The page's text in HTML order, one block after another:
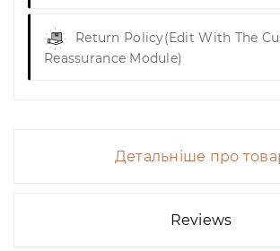
Return Policy(edit With The
Reassurance Module)
Детальніше про
Reviews